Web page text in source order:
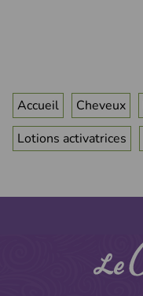
Accueil Cheveux
Lotions activatrices